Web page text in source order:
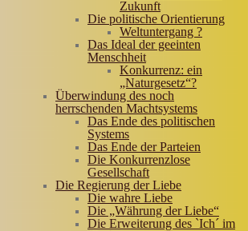
Zukunft
Die politische Orientierung
Weltuntergang ?
Das Ideal der geeinten
Menschheit
Konkurrenz: ein
„Naturgesetz“?
Überwindung des noch
herrschenden Machtsystems
Das Ende des politischen
Systems
Das Ende der Parteien
Die Konkurrenzlose
Gesellschaft
Die Regierung der Liebe
Die wahre Liebe
Die „Währung der Liebe“
Die Erweiterung des `Ich´ im